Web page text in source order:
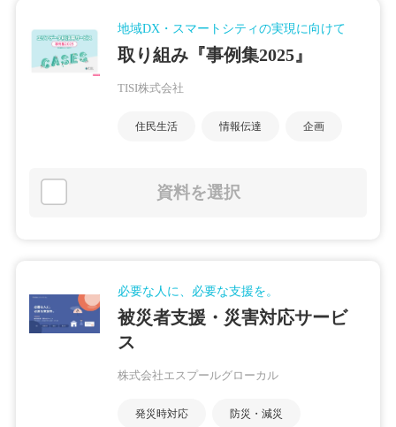
地域DX・スマートシティの実現に向けて
取り組み『事例集2025』
TISI株式会社
住民生活 情報伝達 企画
資料を選択
必要な人に、必要な支援を。
被災者支援・災害対応サービ
ス
株式会社エスプールグローカル
発災時対応 防災・減災